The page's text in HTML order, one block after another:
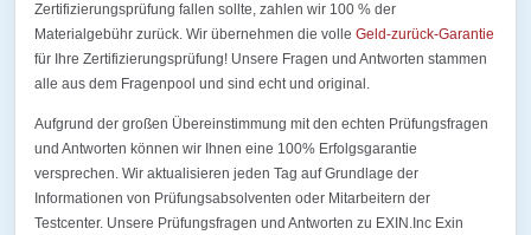
Zertifizierungsprüfung fallen sollte, zahlen wir 100 % der
Materialgebühr zurück. Wir übernehmen die volle Geld-zurück-Garantie
für Ihre Zertifizierungsprüfung! Unsere Fragen und Antworten stammen
alle aus dem Fragenpool und sind echt und original.
Aufgrund der großen Übereinstimmung mit den echten Prüfungsfragen
und Antworten können wir Ihnen eine 100% Erfolgsgarantie
versprechen. Wir aktualisieren jeden Tag auf Grundlage der
Informationen von Prüfungsabsolventen oder Mitarbeitern der
Testcenter. Unsere Prüfungsfragen und Antworten zu EXIN.Inc Exin